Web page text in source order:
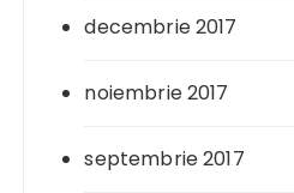
decembrie 2017
noiembrie 2017
septembrie 2017